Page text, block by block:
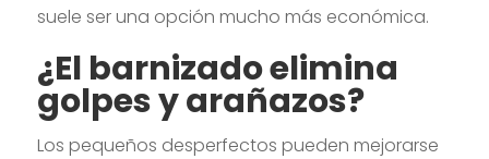
suele ser una opción mucho más económica.
¿El barnizado elimina
golpes y arañazos?
Los pequeños desperfectos pueden mejorarse